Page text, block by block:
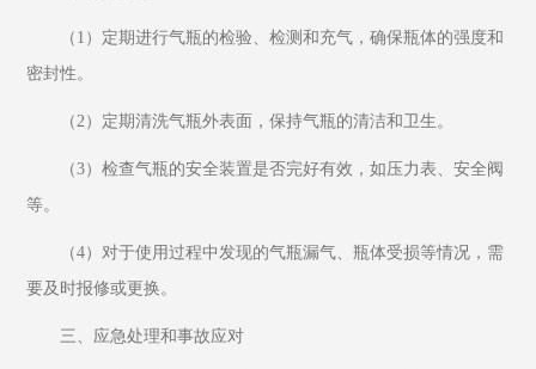
（1）定期进行气瓶的检验、检测和充气，确保瓶体的强度和
密封性。
（2）定期清洗气瓶外表面，保持气瓶的清洁和卫生。
（3）检查气瓶的安全装置是否完好有效，如压力表、安全阀
等。
（4）对于使用过程中发现的气瓶漏气、瓶体受损等情况，需
要及时报修或更换。
三、应急处理和事故应对